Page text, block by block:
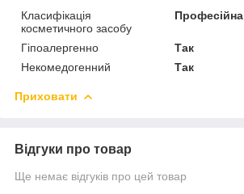
Класифікація
косметичного засобу
Професійна
Гіпоалергенно
Так
Некомедогенний
Так
Приховати
Відгуки про товар
Ще немає відгуків про цей товар